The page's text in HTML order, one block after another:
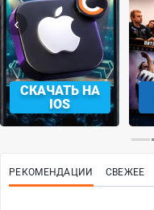
СКАЧАТЬ НА
IOS
‹
РЕКОМЕНДАЦИИ СВЕЖЕЕ